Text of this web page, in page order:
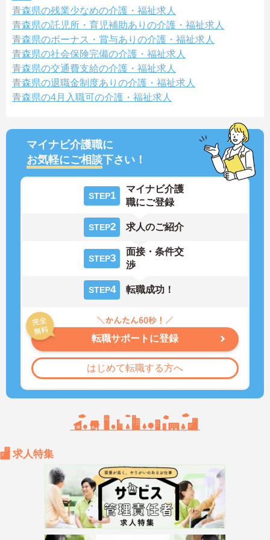
青森県の残業少なめの介護・福祉求人
青森県の託児所・育児補助ありの介護・福祉求人
青森県のボーナス・賞与ありの介護・福祉求人
青森県の社会保険完備の介護・福祉求人
青森県の交通費支給の介護・福祉求人
青森県の退職金制度ありの介護・福祉求人
青森県の4月入職可の介護・福祉求人
マイナビ介護職に
お気軽にご相談下さい！
STEP1
マイナビ介護
職にご登録
STEP2 求人のご紹介
STEP3
面接・条件交
渉
STEP4 転職成功！
転職サポートに登録
はじめて転職する方へ
求人特集